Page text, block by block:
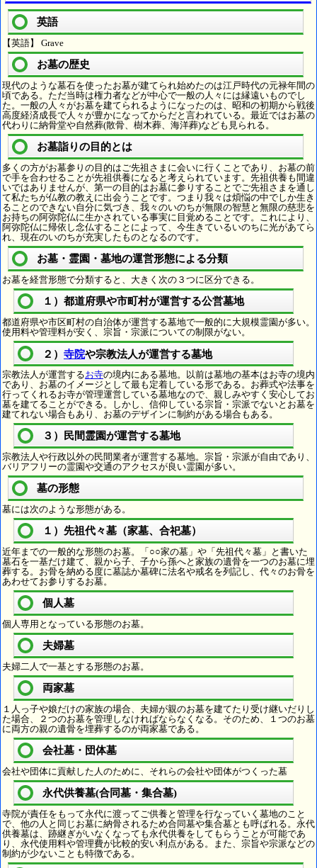
英語
【英語】 Grave
お墓の歴史
現代のような墓石を使ったお墓が建てられ始めたのは江戸時代の元禄年間の
頃である。ただ当時は権力者などが中心で一般の人々には縁遠いものでし
た。一般の人々がお墓を建てられるようになったのは、昭和の初期から戦後
高度経済成長で人々が豊かになってからだと言われている。最近ではお墓の
代わりに納骨堂や自然葬(散骨、樹木葬、海洋葬)なども見られる。
お墓詣りの目的とは
多くの方がお墓参りの目的はご先祖さまに会いに行くことであり、お墓の前
で手を合わせることが先祖供養になると考えられています。先祖供養も間違
いではありませんが、第一の目的はお墓に参りすることでご先祖さまを通し
て私たちが仏教の教えに出会うことです。つまり我々は煩悩の中でしか生き
ることのできない自分に気づき、我々のいのちが無限の智慧と無限の慈悲を
お持ちの阿弥陀仏に生かされている事実に目覚めることです。これにより、
阿弥陀仏に帰依し念仏することによって、今生きているいのちに光があてら
れ、現在のいのちが充実したものとなるのです。
お墓・霊園・墓地の運営形態による分類
お墓を経営形態で分類すると、大きく次の３つに区分できる。
１）都道府県や市町村が運営する公営墓地
都道府県や市区町村の自治体が運営する墓地で一般的に大規模霊園が多い。
使用料や管理料が安く、宗旨・宗派についての制限がない。
２） 寺院や宗教法人が運営する墓地
宗教法人が運営するお寺の境内にある墓地。以前は墓地の基本はお寺の境内
であり、お墓のイメージとして最も定着している形である。お葬式や法事を
行ってくれるお寺が管理運営している墓地なので、親しみやすく安心してお
墓を建てることができる。しかし、信仰している宗旨・宗派でないとお墓を
建てれない場合もあり、お墓のデザインに制約がある場合もある。
３）民間霊園が運営する墓地
宗教法人や行政以外の民間業者が運営する墓地。宗旨・宗派が自由であり、
バリアフリーの霊園や交通のアクセスが良い霊園が多い。
墓の形態
墓には次のような形態がある。
１）先祖代々墓（家墓、合祀墓）
近年までの一般的な形態のお墓。「○○家の墓」や「先祖代々墓」と書いた
墓石を一基だけ建て、親から子、子から孫へと家族の遺骨を一つのお墓に埋
葬する。お骨を納める度に墓誌か墓碑に法名や戒名を列記し、代々のお骨を
あわせてお参りするお墓。
個人墓
個人専用となっている形態のお墓。
夫婦墓
夫婦二人で一基とする形態のお墓。
両家墓
１人っ子や娘だけの家族の場合、夫婦が親のお墓を建てたり受け継いだりし
た場合、２つのお墓を管理しなければならなくなる。そのため、１つのお墓
に両方の親の遺骨を埋葬するのが両家墓である。
会社墓・団体墓
会社や団体に貢献した人のために、それらの会社や団体がつくった墓
永代供養墓(合同墓・集合墓)
寺院が責任をもって永代に渡ってご供養と管理を行なっていく墓地のこと
で、他の人と同じお墓に納骨されるため合同墓や集合墓とも呼ばれる。永代
供養墓は、跡継ぎがいなくなっても永代供養をしてもらうことが可能であ
り、永代使用料や管理費が比較的安い利点がある。また、宗旨や宗派などの
制約が少ないことも特徴である。